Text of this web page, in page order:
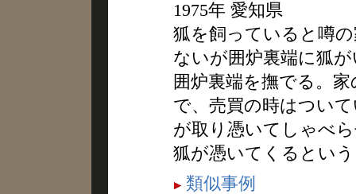
1975年 愛知県
狐を飼っていると噂
ないが囲炉裏端に狐
囲炉裏端を撫でる。
で、売買の時はつい
が取り憑いてしゃべ
狐が憑いてくるとい
類似事例